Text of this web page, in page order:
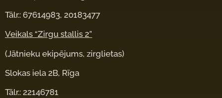
Tālr.: 67614983, 20183477
Veikals “Zirgu stallis 2”
(Jātnieku ekipējums, zirglietas)
Slokas iela 2B, Rīga
Tālr.: 22146781